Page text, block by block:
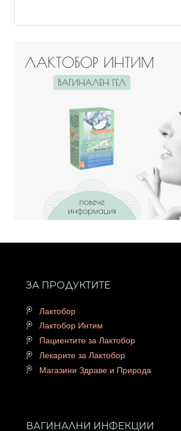
ЗА ПРОДУКТИТЕ
Лактобор
Лактобор Интим
Пациентите за Лактобор
Лекарите за Лактобор
Магазини Здраве и Природа
ВАГИНАЛНИ ИНФЕКЦИИ